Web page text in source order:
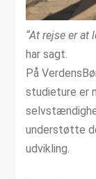
“At rejse er at
har sagt.
På
studieture er
understøtte
udvikling.